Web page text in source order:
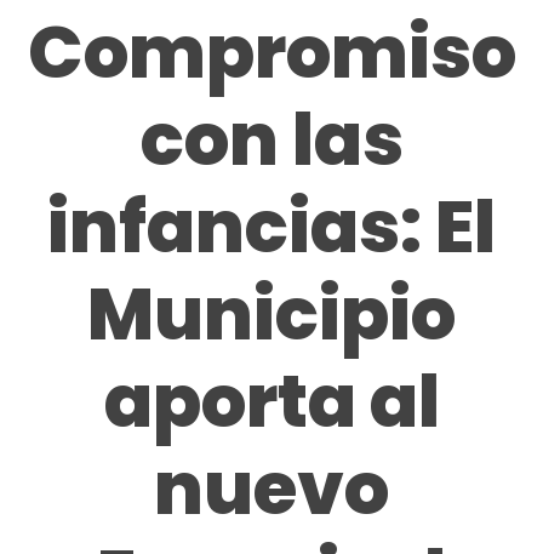
Compromiso
con las
infancias: El
Municipio
aporta al
nuevo